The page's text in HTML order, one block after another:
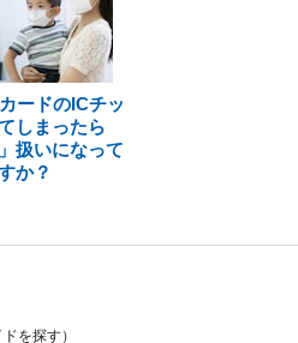
ードのICチッ
しまったら
扱いになって
か？
を探す）